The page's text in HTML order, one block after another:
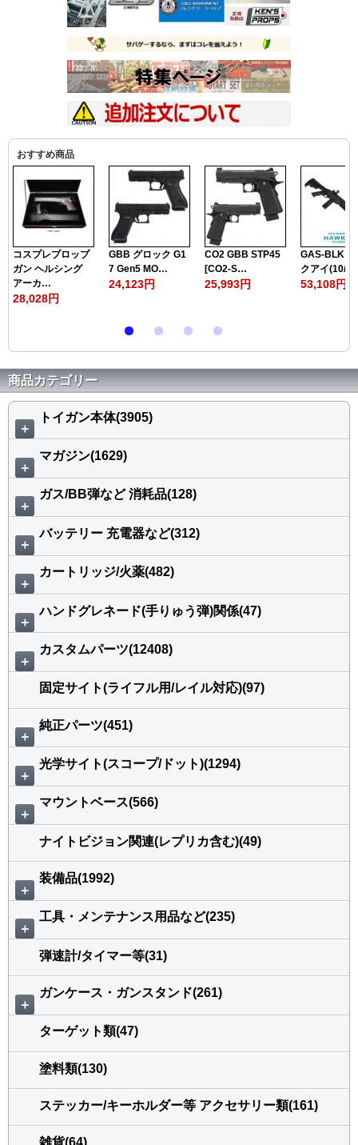
おすすめ商品
コスプレプロップ
ガン ヘルシング
アーカ…
28,028円
GBB グロック G1
7 Gen5 MO…
24,123円
CO2 GBB STP45
[CO2-S…
25,993円
GAS-BLK :
クアイ(10/
53,108円
商品カテゴリー
＋
トイガン本体(3905)
＋
マガジン(1629)
＋
ガス/BB弾など 消耗品(128)
＋
バッテリー 充電器など(312)
＋
カートリッジ/火薬(482)
＋
ハンドグレネード(手りゅう弾)関係(47)
＋
カスタムパーツ(12408)
固定サイト(ライフル用/レイル対応)(97)
＋
純正パーツ(451)
＋
光学サイト(スコープ/ドット)(1294)
＋
マウントベース(566)
ナイトビジョン関連(レプリカ含む)(49)
＋
装備品(1992)
＋
工具・メンテナンス用品など(235)
弾速計/タイマー等(31)
＋
ガンケース・ガンスタンド(261)
ターゲット類(47)
塗料類(130)
ステッカー/キーホルダー等 アクセサリー類(161)
雑貨(64)